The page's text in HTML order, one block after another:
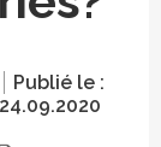
Publié le :
24.09.2020